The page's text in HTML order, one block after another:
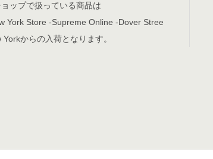
ップで扱っている商品は
York Store -Supreme Online -Dover Stree
からの入荷となります。